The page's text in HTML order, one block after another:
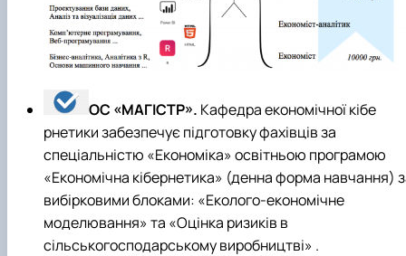
ОС «МАГІСТР». Кафедра економічної кібе
рнетики забезпечує підготовку фахівців за
спеціальністю «Економіка» освітньою програмою
«Економічна кібернетика» (денна форма навчання)
вибірковими блоками: «Еколого-економічне
моделювання» та «Оцінка ризиків в
сільськогосподарському виробництві» .